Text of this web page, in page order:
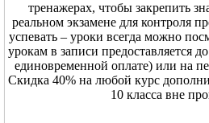
тренажерах, чтобы закрепить
реальном экзамене для контроля
успевать – уроки всегда можно
урокам в записи предоставляется
единовременной оплате) или на
Скидка 40% на любой курс
10 класса вне